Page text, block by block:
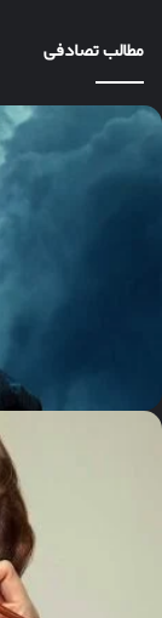
مطالب تصادفی